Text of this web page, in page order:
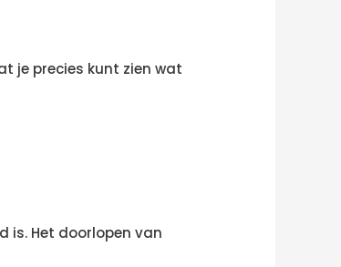
je precies kunt zien wat
is. Het doorlopen van